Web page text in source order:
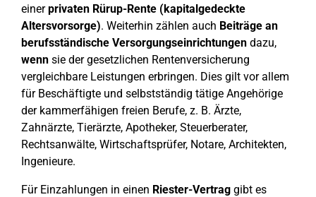
einerprivaten Rürup-Rente (kapitalgedeckte
Altersvorsorge). Weiterhin zählen auch Beiträge an
berufsständische Versorgungseinrichtungen dazu,
wenn sie der gesetzlichen Rentenversicherung
vergleichbare Leistungen erbringen. Dies gilt vor allem
für Beschäftigte und selbstständig tätige Angehörige
der kammerfähigen freien Berufe, z. B. Ärzte,
Zahnärzte, Tierärzte, Apotheker, Steuerberater,
Rechtsanwälte, Wirtschaftsprüfer, Notare, Architekten,
Ingenieure.
Für Einzahlungen in einen Riester-Vertrag gibt es